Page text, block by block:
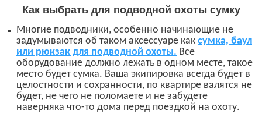
Как выбрать для подводной охоты сумку
Многие подводники, особенно начинающие не
задумываются об таком аксессуаре как сумка, баул
или рюкзак для подводной охоты. Все
оборудование должно лежать в одном месте, такое
место будет сумка. Ваша экипировка всегда будет в
целостности и сохранности, по квартире валятся не
будет, не чего не поломаете и не забудете
наверняка что-то дома перед поездкой на охоту.